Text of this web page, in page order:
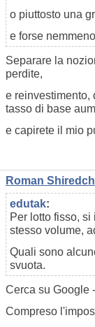
o piuttosto una
e forse
Separare la
perdite,
e reinvestimento,
tasso di base
e capirete il mio
Roman
edutak:
Per lotto fisso,
stesso volume,
Quali sono
svuota.
Cerca su Google
Compreso